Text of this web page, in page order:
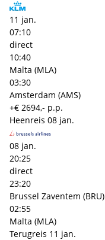
11 jan.
07:10
direct
10:40
Malta (MLA)
03:30
Amsterdam (AMS)
+€ 2694,- p.p.
Heenreis 08 jan.
08 jan.
20:25
direct
23:20
Brussel Zaventem (BRU)
02:55
Malta (MLA)
Terugreis 11 jan.